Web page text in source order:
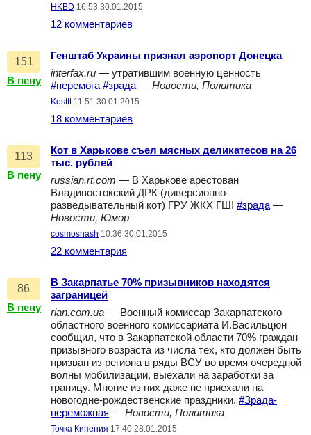
HKBD 16:53 30.01.2015
12 комментариев
151
В пену
Генштаб Украины признал аэропорт Донецка
interfax.ru — утратившим военную ценность
#перемога #зрада — Новости, Политика
Kosttt 11:51 30.01.2015
18 комментариев
113
В пену
Кот в Харькове съел мясных деликатесов на 26
тыс. рублей
russian.rt.com — В Харькове арестован
Владивостокский ДРК (диверсионно-
разведывательный кот) ГРУ ЖКХ ГШ! #зрада —
Новости, Юмор
cosmosnash 10:36 30.01.2015
22 комментария
86
В пену
В Закарпатье 70% призывников находятся
заграницей
rian.com.ua — Военный комиссар Закарпатского
областного военного комиссариата И.Васильцюн
сообщил, что в Закарпатской области 70% граждан
призывного возраста из числа тех, кто должен быть
призван из региона в ряды ВСУ во время очередной
волны мобилизации, выехали на заработки за
границу. Многие из них даже не приехали на
новогодне-рождественские праздники. #Зрада-
переможная — Новости, Политика
Точка Кипения 17:40 28.01.2015